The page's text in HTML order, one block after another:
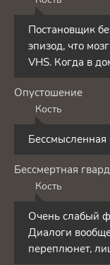
Постановщик
эпизод, что
VHS. Когда в
нендзя,
Опустошение
Кость
Бессмертная
Кость
Очень слабый
Диалоги
переплюнет,